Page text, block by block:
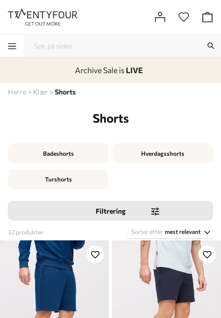
Herre Klær Shorts
Shorts
Badeshorts Hverdagsshorts
Turshorts
Filtrering
32 produkter Sorter etter mest relevant
Archive Sale is LIVE
-
-
-
-